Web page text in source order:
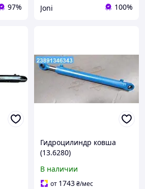
97% Joni 100%
Гидроцилиндр ковша
(13.6280)
2626 (пр-во ВЗТА)
Ц80.50.700.01.30.1 UA22
В наличии
от 1743₴/мес